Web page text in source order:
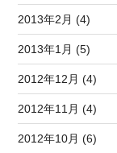
2013年2月 (4)
2013年1月 (5)
2012年12月 (4)
2012年11月 (4)
2012年10月 (6)